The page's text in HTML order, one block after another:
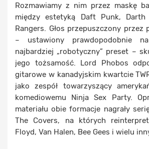
Rozmawiamy z nim przez maskę
między estetyką Daft Punk,
Rangers. Głos przepuszczony przez
– ustawiony prawdopodobnie na
najbardziej „robotyczny” preset –
jego tożsamość. Lord Phobos
gitarowe w kanadyjskim kwartcie
jako zespół towarzyszący
komediowemu Ninja Sex Party.
materiału obie formacje nagrały
The Covers, na których
Floyd, Van Halen, Bee Gees i wielu